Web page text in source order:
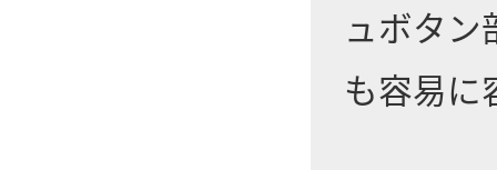
ュボタン
も容易に